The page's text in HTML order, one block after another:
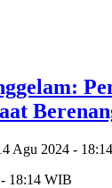
Agu 2024 -
18:14 WIB